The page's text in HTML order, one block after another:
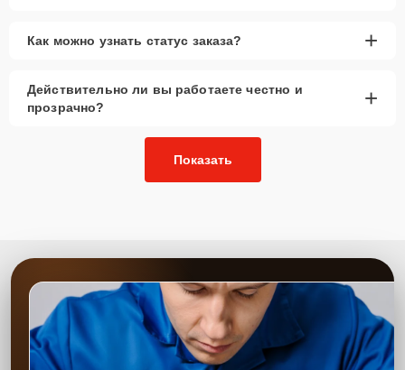
Как можно узнать статус заказа? +
Действительно ли вы работаете честно и
прозрачно?
+
Показать